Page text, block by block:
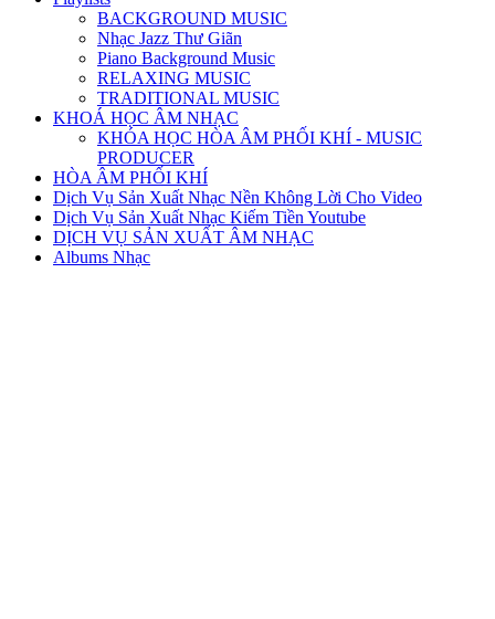
BACKGROUND MUSIC
Nhạc Jazz Thư Giãn
Piano Background Music
RELAXING MUSIC
TRADITIONAL MUSIC
KHOÁ HỌC ÂM NHẠC
KHÓA HỌC HÒA ÂM PHỐI KHÍ - MUSIC
PRODUCER
HÒA ÂM PHỐI KHÍ
Dịch Vụ Sản Xuất Nhạc Nền Không Lời Cho Video
Dịch Vụ Sản Xuất Nhạc Kiếm Tiền Youtube
DỊCH VỤ SẢN XUẤT ÂM NHẠC
Albums Nhạc